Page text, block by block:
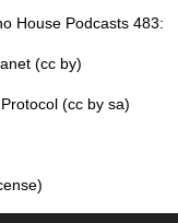
House Podcasts 483:
(cc by)
(cc by sa)